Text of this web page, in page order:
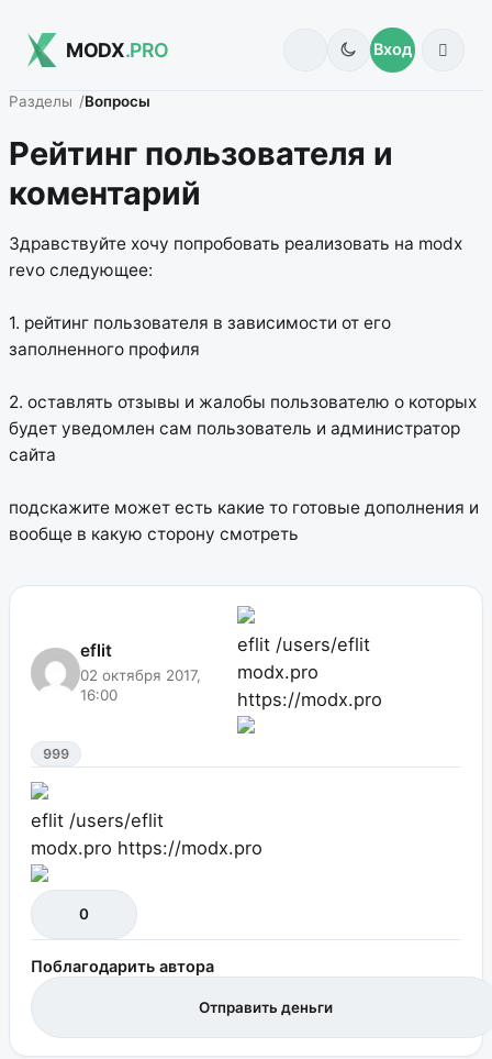
MODX.PRO Вход
Разделы Вопросы
Рейтинг пользователя и
коментарий
Здравствуйте хочу попробовать реализовать на modx
revo следующее:
1. рейтинг пользователя в зависимости от его
заполненного профиля
2. оставлять отзывы и жалобы пользователю о которых
будет уведомлен сам пользователь и администратор
сайта
подскажите может есть какие то готовые дополнения и
вообще в какую сторону смотреть
eflit
02 октября 2017,
16:00
eflit /users/eflit
modx.pro
https://modx.pro
999
eflit /users/eflit
modx.pro https://modx.pro
0
Поблагодарить автора
Отправить деньги